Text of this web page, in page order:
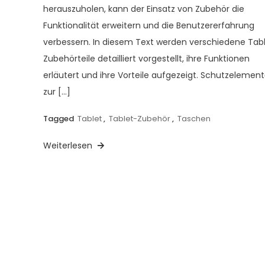
herauszuholen, kann der Einsatz von Zubehör die
Funktionalität erweitern und die Benutzererfahrung
verbessern. In diesem Text werden verschiedene
Zubehörteile detailliert vorgestellt, ihre Funktionen
erläutert und ihre Vorteile aufgezeigt.
zur […]
Tagged Tablet, Tablet-Zubehör, Taschen
Weiterlesen